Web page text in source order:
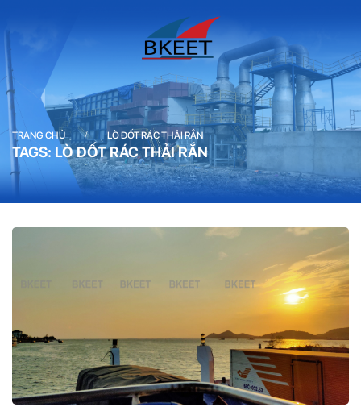
TRANG CHỦ / LÒ ĐỐT RÁC THẢI RẮN
TAGS: LÒ ĐỐT RÁC THẢI RẮN